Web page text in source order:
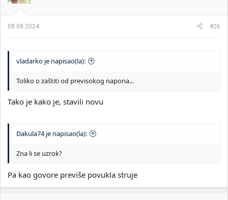
t
e
m
e
a
08.08.2024. #26
vladarko je napisao(la):
Toliko o zaštiti od previsokog napona...
Tako je kako je, stavili novu
Dakula74 je napisao(la):
Zna li se uzrok?
Pa kao govore previše povukla struje